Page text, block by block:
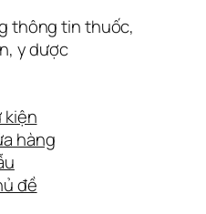
thông tin thuốc,
y dược
kiện
hàng
đề